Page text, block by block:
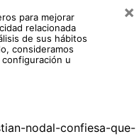
para mejorar
relacionada
de sus hábitos
consideramos
configuración u
×
nodal-confiesa-que-